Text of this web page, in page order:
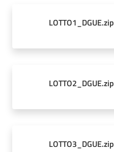
LOTTO1_DGUE.zip
LOTTO2_DGUE.zip
LOTTO3_DGUE.zip